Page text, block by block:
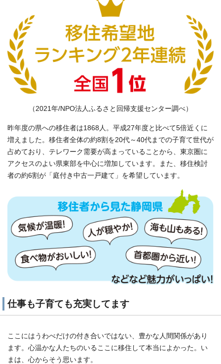
（2021年/NPO法人ふるさと回帰支援センター調べ）
昨年度の県への移住者は1868人。平成27年度と比べて5倍近くに
増えました。移住者全体の約8割を20代～40代までの子育て世代が
占めており、テレワーク需要が高まっていることから、東京圏に
アクセスのよい県東部を中心に増加しています。また、移住検討
者の約6割が「庭付き中古一戸建て」を希望しています。
仕事も子育ても充実してます
ここにはうわべだけの付き合いではない、豊かな人間関係があり
ます。心温かな人たちのいるここに移住して本当によかった。い
まは、心からそう思います。